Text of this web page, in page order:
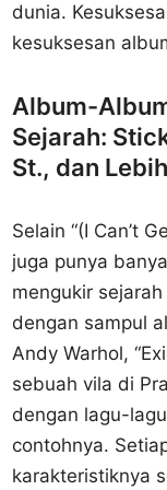
dunia.
kesuksesan
Album-
Sejarah:
St., dan
Selain “(I Can’t
juga punya
mengukir sejarah
dengan sampul
Andy Warhol,
sebuah vila di
dengan lagu-
contohnya.
karakteristiknya